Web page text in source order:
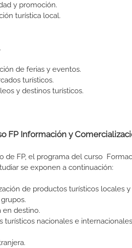
y promoción.
turística local.
de ferias y eventos.
turísticos.
y destinos turísticos.
FP Información y
de FP, el programa del curso
se exponen a continuación:
de productos turísticos locales y
destino.
nacionales e